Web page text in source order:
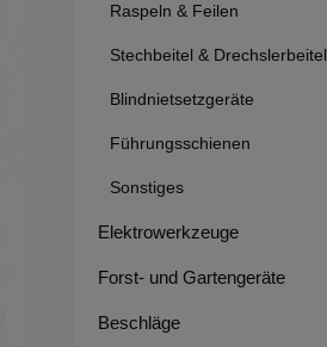
Raspeln & Feilen
Stechbeitel & Drechslerbeitel
Blindnietsetzgeräte
Führungsschienen
Sonstiges
Elektrowerkzeuge
Forst- und Gartengeräte
Beschläge